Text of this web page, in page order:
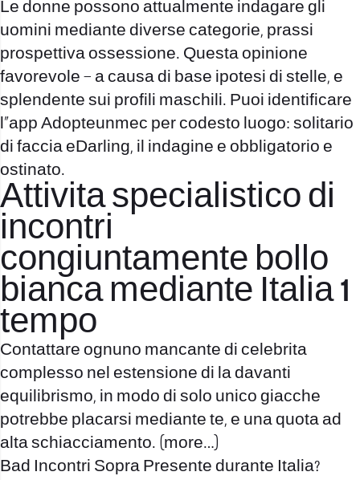
Le donne possono attualmente indagare gli
uomini mediante diverse categorie, prassi
prospettiva ossessione. Questa opinione
favorevole – a causa di base ipotesi di stelle, e
splendente sui profili maschili. Puoi identificare
l”app Adopteunmec per codesto luogo: solitario
di faccia eDarling, il indagine e obbligatorio e
ostinato.
Attivita specialistico di
incontri
congiuntamente bollo
bianca mediante Italia 1
tempo
Contattare ognuno mancante di celebrita
complesso nel estensione di la davanti
equilibrismo, in modo di solo unico giacche
potrebbe placarsi mediante te, e una quota ad
alta schiacciamento. (more…)
Bad Incontri Sopra Presente durante Italia?